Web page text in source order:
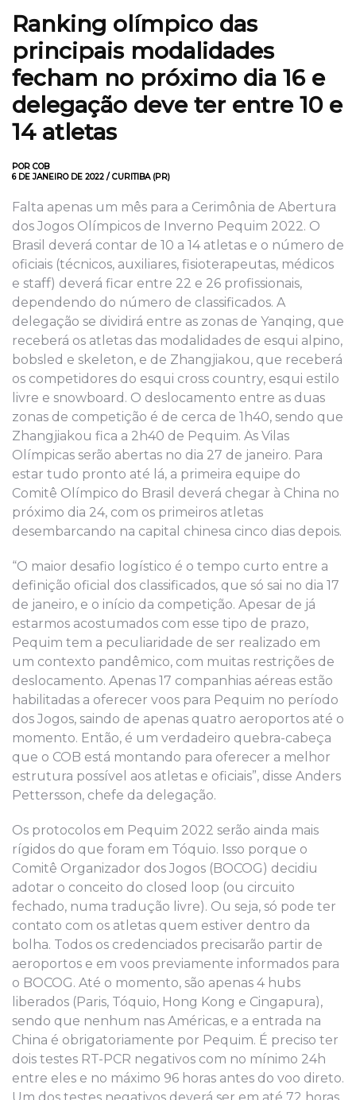
Ranking olímpico das
principais modalidades
fecham no próximo dia 16 e
delegação deve ter entre 10 e
14 atletas
POR COB
6 DE JANEIRO DE 2022 / CURITIBA (PR)
Falta apenas um mês para a Cerimônia de Abertura
dos Jogos Olímpicos de Inverno Pequim 2022. O
Brasil deverá contar de 10 a 14 atletas e o número de
oficiais (técnicos, auxiliares, fisioterapeutas, médicos
e staff) deverá ficar entre 22 e 26 profissionais,
dependendo do número de classificados. A
delegação se dividirá entre as zonas de Yanqing, que
receberá os atletas das modalidades de esqui alpino,
bobsled e skeleton, e de Zhangjiakou, que receberá
os competidores do esqui cross country, esqui estilo
livre e snowboard. O deslocamento entre as duas
zonas de competição é de cerca de 1h40, sendo que
Zhangjiakou fica a 2h40 de Pequim. As Vilas
Olímpicas serão abertas no dia 27 de janeiro. Para
estar tudo pronto até lá, a primeira equipe do
Comitê Olímpico do Brasil deverá chegar à China no
próximo dia 24, com os primeiros atletas
desembarcando na capital chinesa cinco dias depois.
“O maior desafio logístico é o tempo curto entre a
definição oficial dos classificados, que só sai no dia 17
de janeiro, e o início da competição. Apesar de já
estarmos acostumados com esse tipo de prazo,
Pequim tem a peculiaridade de ser realizado em
um contexto pandêmico, com muitas restrições de
deslocamento. Apenas 17 companhias aéreas estão
habilitadas a oferecer voos para Pequim no período
dos Jogos, saindo de apenas quatro aeroportos até o
momento. Então, é um verdadeiro quebra-cabeça
que o COB está montando para oferecer a melhor
estrutura possível aos atletas e oficiais”, disse Anders
Pettersson, chefe da delegação.
Os protocolos em Pequim 2022 serão ainda mais
rígidos do que foram em Tóquio. Isso porque o
Comitê Organizador dos Jogos (BOCOG) decidiu
adotar o conceito do closed loop (ou circuito
fechado, numa tradução livre). Ou seja, só pode ter
contato com os atletas quem estiver dentro da
bolha. Todos os credenciados precisarão partir de
aeroportos e em voos previamente informados para
o BOCOG. Até o momento, são apenas 4 hubs
liberados (Paris, Tóquio, Hong Kong e Cingapura),
sendo que nenhum nas Américas, e a entrada na
China é obrigatoriamente por Pequim. É preciso ter
dois testes RT-PCR negativos com no mínimo 24h
entre eles e no máximo 96 horas antes do voo direto.
Um dos testes negativos deverá ser em até 72 horas